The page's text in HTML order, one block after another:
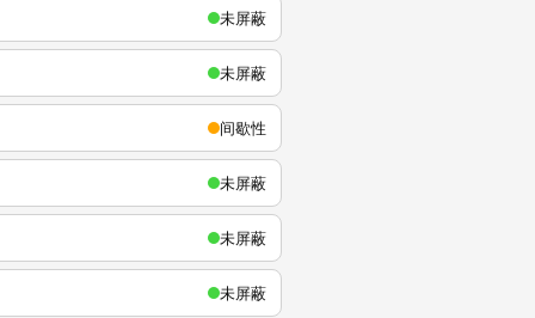
未屏蔽
未屏蔽
间歇性
未屏蔽
未屏蔽
未屏蔽